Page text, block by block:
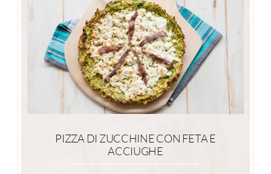
PIZZA DI ZUCCHINE CON FETA E
ACCIUGHE